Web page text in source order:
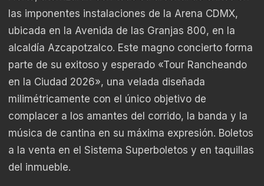
las imponentes instalaciones de la Arena CDMX,
ubicada en la Avenida de las Granjas 800, en la
alcaldía Azcapotzalco. Este magno concierto forma
parte de su exitoso y esperado «Tour Rancheando
en la Ciudad 2026», una velada diseñada
milimétricamente con el único objetivo de
complacer a los amantes del corrido, la banda y la
música de cantina en su máxima expresión. Boletos
a la venta en el Sistema Superboletos y en taquillas
del inmueble.